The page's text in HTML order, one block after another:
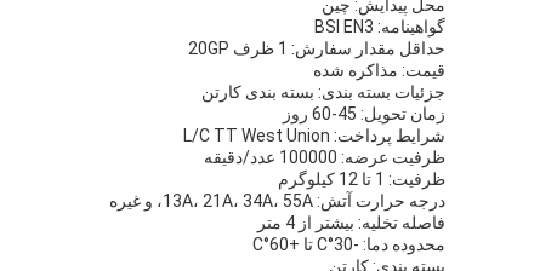
محل پیدایش: چین
گواهینامه: BSI EN3
حداقل مقدار سفارش: 1 ظرف 20GP
قیمت: مذاکره شده
جزئیات بسته بندی: بسته بندی کارتن
زمان تحویل: 45-60 روز
شرایط پرداخت: L/C TT West Union
ظرفیت عرضه: 100000 عدد/دقيقه
ظرفیت: 1 تا 12 کیلوگرم
درجه حرارت آتش: 13A، 21A، 34A، 55A، و غیره
فاصله تخلیه: بیشتر از 4 متر
محدوده دما: -30°C تا +60°C
بسته بندی: کارتن